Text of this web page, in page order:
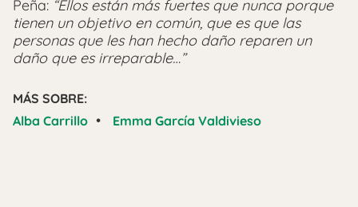
Peña: “Ellos están más fuertes que nunca porque
tienen un objetivo en común, que es que las
personas que les han hecho daño reparen un
daño que es irreparable…”
MÁS SOBRE:
Alba Carrillo • Emma García Valdivieso